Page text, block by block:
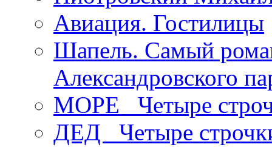
Авиация. Гостилицы
Шапель. Самый
Александровского
МОРЕ _Четыре
ДЕД _Четыре